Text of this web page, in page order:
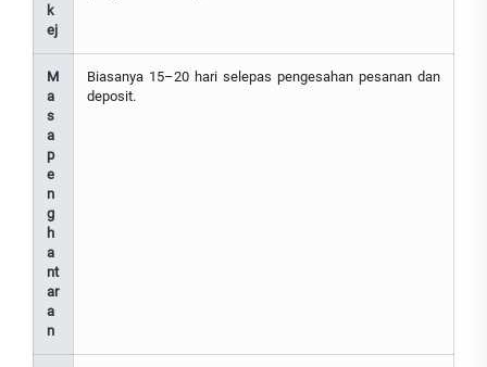
k
ej
M
a
s
a
p
e
n
g
h
a
nt
ar
a
n
Biasanya 15–20 hari selepas pengesahan pesanan dan
deposit.